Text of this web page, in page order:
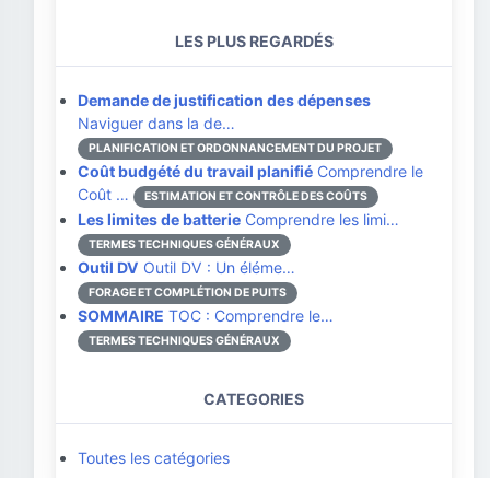
LES PLUS REGARDÉS
Demande de justification des dépenses
Naviguer dans la de…
PLANIFICATION ET ORDONNANCEMENT DU PROJET
Coût budgété du travail planifié Comprendre le
Coût …
ESTIMATION ET CONTRÔLE DES COÛTS
Les limites de batterie Comprendre les limi…
TERMES TECHNIQUES GÉNÉRAUX
Outil DV Outil DV : Un éléme…
FORAGE ET COMPLÉTION DE PUITS
SOMMAIRE TOC : Comprendre le…
TERMES TECHNIQUES GÉNÉRAUX
CATEGORIES
Toutes les catégories